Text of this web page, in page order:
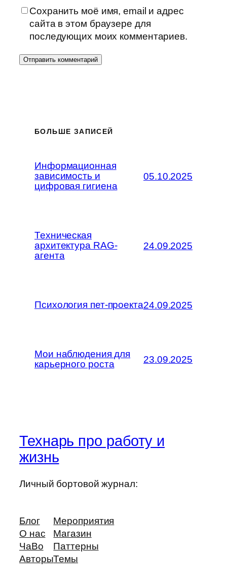
Сохранить моё имя, email и адрес
сайта в этом браузере для
последующих моих комментариев.
БОЛЬШЕ ЗАПИСЕЙ
Информационная
зависимость и
цифровая гигиена
05.10.2025
Техническая
архитектура RAG-
агента
24.09.2025
Психология пет-проекта24.09.2025
Мои наблюдения для
карьерного роста
23.09.2025
Технарь про работу и
жизнь
Личный бортовой журнал:
Блог
О нас
ЧаВо
Авторы
Мероприятия
Магазин
Паттерны
Темы